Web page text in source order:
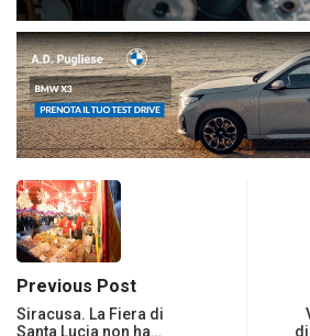
Previous Post
Siracusa. La Fiera di
Santa Lucia non ha…